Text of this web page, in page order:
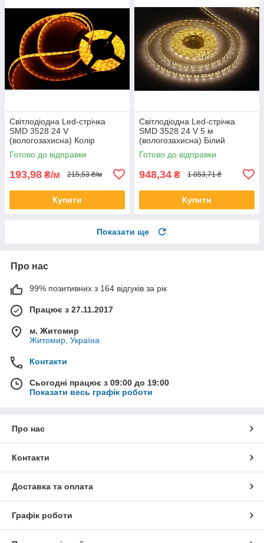
Світлодіодна Led-стрічка
SMD 3528 24 V
(вологозахисна) Колір
Жовтогарячий (Orange)
Готово до відправки
193,98 ₴/м 215,53 ₴/м
Купити
Світлодіодна Led-стрічка
SMD 3528 24 V 5 м
(вологозахисна) Білий
(теплий)
Готово до відправки
948,34 ₴ 1 053,71 ₴
Купити
Показати ще
Про нас
99% позитивних з 164 відгуків за рік
Працює з 27.11.2017
м. Житомир
Житомир, Україна
Контакти
Сьогодні працює з 09:00 до 19:00
Показати весь графік роботи
Про нас
Контакти
Доставка та оплата
Графік роботи